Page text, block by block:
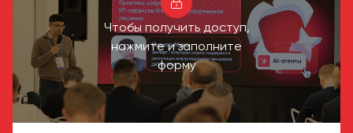
Чтобы получить доступ,
нажмите и заполните
форму